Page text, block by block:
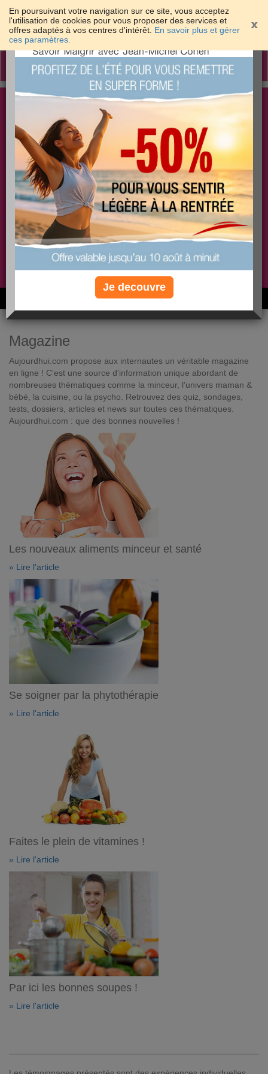
En poursuivant votre navigation sur ce site, vous acceptez
l'utilisation de cookies pour vous proposer des services et
offres adaptés à vos centres d'intérêt. En savoir plus et gérer
ces paramètres.
Toggle
Les meilleures solutions pour maigrir et être bien
dans sa peau
PLUS
EFFICACE
PLUS
SANTÉ
PLUS
COACHING
Non, je préfère le régime gratuit
6M de personnes ont maigri et réappris à manger avec nous
Magazine
Aujourdhui.com propose aux internautes un véritable magazine
en ligne ! C'est une source d'information unique abordant de
nombreuses thématiques comme la minceur, l'univers maman &
bébé, la cuisine, ou la psycho. Retrouvez des quiz, sondages,
tests, dossiers, articles et news sur toutes ces thématiques.
Aujourdhui.com : que des bonnes nouvelles !
Les nouveaux aliments minceur et santé
» Lire l'article
Se soigner par la phytothérapie
» Lire l'article
Faites le plein de vitamines !
» Lire l'article
Par ici les bonnes soupes !
» Lire l'article
×
Je decouvre